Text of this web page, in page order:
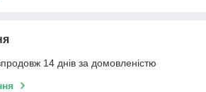
14 днів за домовленістю